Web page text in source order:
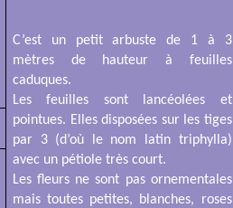
C’est un petit arbuste de 1 à 3
mètres de hauteur à feuilles
caduques.
Les feuilles sont lancéolées et
pointues. Elles disposées sur les tiges
par 3 (d’où le nom latin triphylla)
avec un pétiole très court.
Les fleurs ne sont pas ornementales
mais toutes petites, blanches, roses